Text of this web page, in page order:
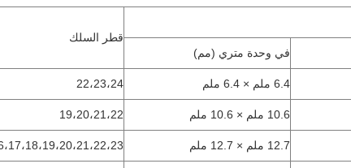
قطر السلك
في وحدة متري (مم)
6.4 ملم × 6.4 ملم 22،23،24
10.6 ملم × 10.6 ملم 19،20،21،22
12.7 ملم × 12.7 ملم